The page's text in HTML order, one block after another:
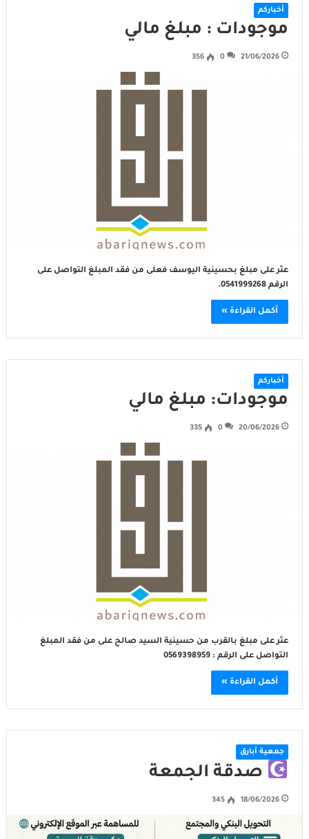
أخباركم
موجودات : مبلغ مالي
21/06/2026
0
356
عثر على مبلغ بحسينية اليوسف فعلى من فقد المبلغ التواصل على
الرقم 0541999268.
أكمل القراءة »
أخباركم
موجودات: مبلغ مالي
20/06/2026
0
335
عثر على مبلغ بالقرب من حسينية السيد صالح على من فقد المبلغ
التواصل على الرقم : 0569398959
أكمل القراءة »
جمعية أبارق
صدقة الجمعة
18/06/2026
345